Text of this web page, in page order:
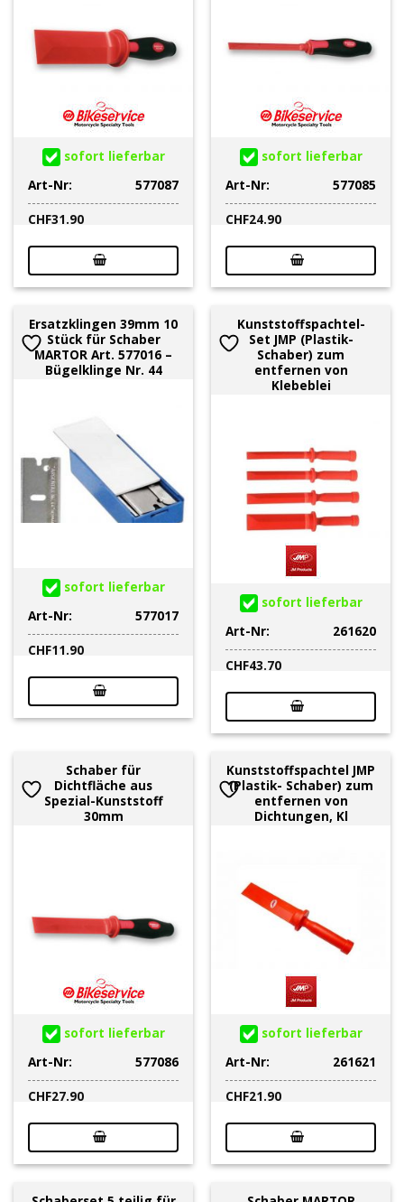
sofort lieferbar
Art-Nr:
577087
CHF31.90
sofort lieferbar
Art-Nr:
577085
CHF24.90
Ersatzklingen 39mm 10
Stück für Schaber
MARTOR Art. 577016 –
Bügelklinge Nr. 44
sofort lieferbar
Art-Nr:
577017
CHF11.90
Kunststoffspachtel-
Set JMP (Plastik-
Schaber) zum
entfernen von
Klebeblei
sofort lieferbar
Art-Nr:
261620
CHF43.70
Schaber für
Dichtfläche aus
Spezial-Kunststoff
30mm
sofort lieferbar
Art-Nr:
577086
CHF27.90
Kunststoffspachtel JMP
(Plastik- Schaber) zum
entfernen von
Dichtungen, Kl
sofort lieferbar
Art-Nr:
261621
CHF21.90